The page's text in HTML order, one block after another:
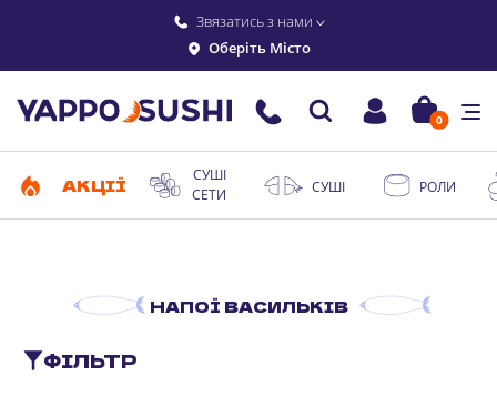
Звязатись з нами
Оберіть Місто
0
АКЦІЇ
СУШІ
СЕТИ
СУШІ РОЛИ
НАПОЇ ВАСИЛЬКІВ
ФІЛЬТР